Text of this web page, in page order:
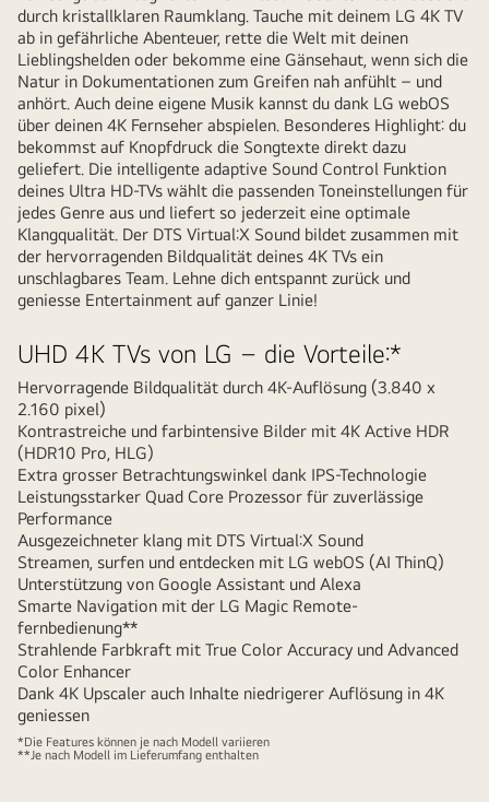
durch kristallklaren Raumklang. Tauche mit deinem LG 4K TV
ab in gefährliche Abenteuer, rette die Welt mit deinen
Lieblingshelden oder bekomme eine Gänsehaut, wenn sich die
Natur in Dokumentationen zum Greifen nah anfühlt – und
anhört. Auch deine eigene Musik kannst du dank LG webOS
über deinen 4K Fernseher abspielen. Besonderes Highlight: du
bekommst auf Knopfdruck die Songtexte direkt dazu
geliefert. Die intelligente adaptive Sound Control Funktion
deines Ultra HD-TVs wählt die passenden Toneinstellungen für
jedes Genre aus und liefert so jederzeit eine optimale
Klangqualität. Der DTS Virtual:X Sound bildet zusammen mit
der hervorragenden Bildqualität deines 4K TVs ein
unschlagbares Team. Lehne dich entspannt zurück und
geniesse Entertainment auf ganzer Linie!
UHD 4K TVs von LG – die Vorteile:*
Hervorragende Bildqualität durch 4K-Auflösung (3.840 x
2.160 pixel)
Kontrastreiche und farbintensive Bilder mit 4K Active HDR
(HDR10 Pro, HLG)
Extra grosser Betrachtungswinkel dank IPS-Technologie
Leistungsstarker Quad Core Prozessor für zuverlässige
Performance
Ausgezeichneter klang mit DTS Virtual:X Sound
Streamen, surfen und entdecken mit LG webOS (AI ThinQ)
Unterstützung von Google Assistant und Alexa
Smarte Navigation mit der LG Magic Remote-
fernbedienung**
Strahlende Farbkraft mit True Color Accuracy und Advanced
Color Enhancer
Dank 4K Upscaler auch Inhalte niedrigerer Auflösung in 4K
geniessen
*Die Features können je nach Modell variieren
**Je nach Modell im Lieferumfang enthalten